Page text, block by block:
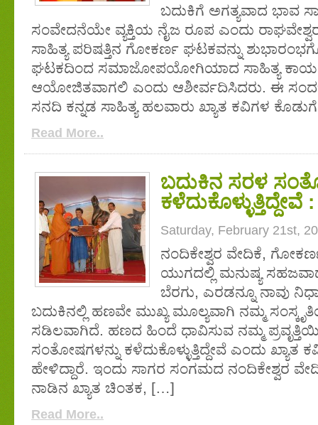
ಬದುಕಿಗೆ ಅಗತ್ಯವಾದ ಭಾವ
ಸಂವೇದನೆಯೇ ವ್ಯಕ್ತಿಯ ನೈಜ ರೂಪ ಎಂದು ರಾಘವೇಶ್ವರ
ಸಾಹಿತ್ಯ ಪರಿಷತ್ತಿನ ಗೋಕರ್ಣ ಘಟಕವನ್ನು
ಘಟಕದಿಂದ ಸಮಾಜೋಪಯೋಗಿಯಾದ ಸಾಹಿತ್ಯ
ಆಯೋಜಿತವಾಗಲಿ ಎಂದು ಆಶೀರ್ವದಿಸಿದರು. ಈ
ಸನದಿ ಕನ್ನಡ ಸಾಹಿತ್ಯ ಹಲವಾರು ಖ್ಯಾತ ಕವಿಗಳ
Read More..
ಬದುಕಿನ ಸರಳ
Saturday, February 21st,
ನಂದಿಕೇಶ್ವರ ವೇದಿಕೆ,
ಯುಗದಲ್ಲಿ ಮನುಷ್ಯ
ಬೆರಗು, ಎರಡನ್ನೂ ನಾವು
ಬದುಕಿನಲ್ಲಿ ಹಣವೇ ಮುಖ್ಯ ಮೂಲ್ಯವಾಗಿ ನಮ್ಮ
ಸಡಿಲವಾಗಿದೆ. ಹಣದ ಹಿಂದೆ ಧಾವಿಸುವ ನಮ್ಮ
ಸಂತೋಷಗಳನ್ನು ಕಳೆದುಕೊಳ್ಳುತ್ತಿದ್ದೇವೆ ಎಂದು
ಹೇಳಿದ್ದಾರೆ. ಇಂದು ಸಾಗರ ಸಂಗಮದ ನಂದಿಕೇಶ್ವರ
ನಾಡಿನ ಖ್ಯಾತ ಚಿಂತಕ, […]
Read More..